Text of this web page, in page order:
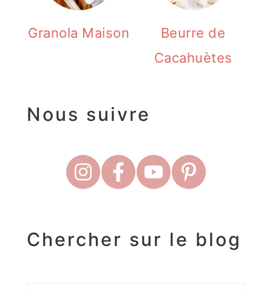
Granola Maison
Beurre de
Cacahuètes
Nous suivre
Chercher sur le blog